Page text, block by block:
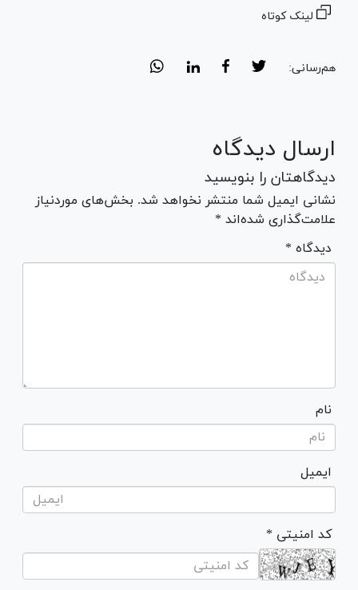
لینک کوتاه
هم‌رسانی:
ارسال دیدگاه
دیدگاهتان را بنویسید
نشانی ایمیل شما منتشر نخواهد شد. بخش‌های موردنیاز
علامت‌گذاری شده‌اند *
* دیدگاه
نام
ایمیل
* کد امنیتی